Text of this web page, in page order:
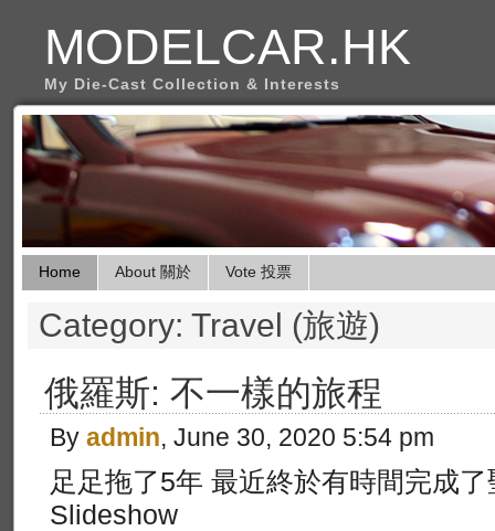
MODELCAR.HK
My Die-Cast Collection & Interests
Home About 關於 Vote 投票
Category: Travel (旅遊)
俄羅斯: 不一樣的旅程
By admin, June 30, 2020 5:54 pm
足足拖了5年 最近終於有時間完成
Slideshow